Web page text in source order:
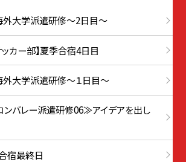
外大学派遣研修〜2日目〜
カー部】夏季合宿4日目
大学派遣研修〜１日目〜
バレー派遣研修06≫アイデアを出し
宿最終日